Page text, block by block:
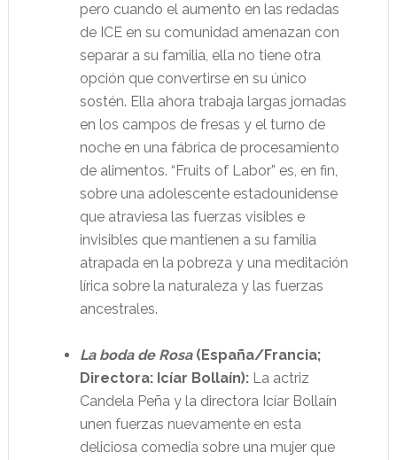
pero cuando el aumento en las redadas
de ICE en su comunidad amenazan con
separar a su familia, ella no tiene otra
opción que convertirse en su único
sostén. Ella ahora trabaja largas jornadas
en los campos de fresas y el turno de
noche en una fábrica de procesamiento
de alimentos. “Fruits of Labor” es, en fin,
sobre una adolescente estadounidense
que atraviesa las fuerzas visibles e
invisibles que mantienen a su familia
atrapada en la pobreza y una meditación
lírica sobre la naturaleza y las fuerzas
ancestrales.
La boda de Rosa (España/Francia;
Directora: Icíar Bollaín): La actriz
Candela Peña y la directora Icíar Bollaín
unen fuerzas nuevamente en esta
deliciosa comedia sobre una mujer que